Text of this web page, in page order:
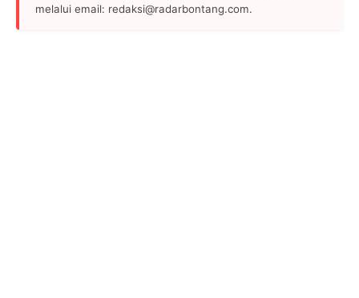
melalui email: redaksi@radarbontang.com.